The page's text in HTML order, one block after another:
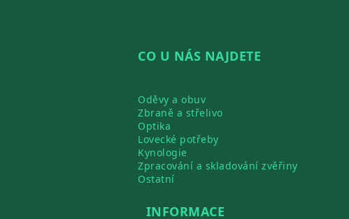
CO U NÁS NAJDETE
Oděvy a obuv
Zbraně a střelivo
Optika
Lovecké potřeby
Kynologie
Zpracování a skladování zvěřiny
Ostatní
INFORMACE